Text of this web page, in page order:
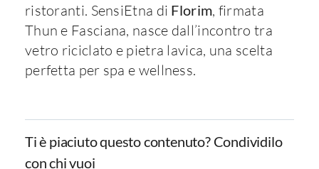
ristoranti. SensiEtna di Florim, firmata
Thun e Fasciana, nasce dall’incontro tra
vetro riciclato e pietra lavica, una scelta
perfetta per spa e wellness.
Ti è piaciuto questo contenuto? Condividilo
con chi vuoi